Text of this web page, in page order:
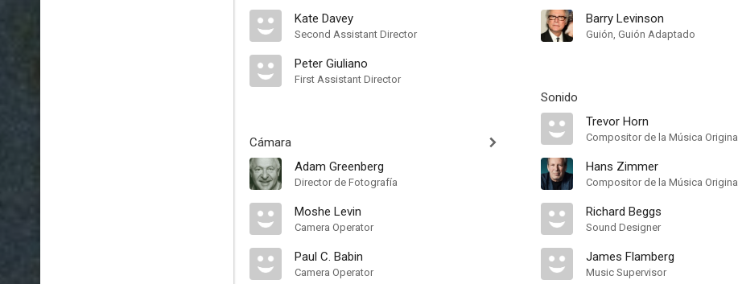
Kate Davey
Second Assistant Director
Peter Giuliano
First Assistant Director
Cámara
Adam Greenberg
Director de Fotografía
Moshe Levin
Camera Operator
Paul C. Babin
Camera Operator
Barry Levinson
Guión, Guión Adaptado
Sonido
Trevor Horn
Compositor de la Música Original
Hans Zimmer
Compositor de la Música Original
Richard Beggs
Sound Designer
James Flamberg
Music Supervisor